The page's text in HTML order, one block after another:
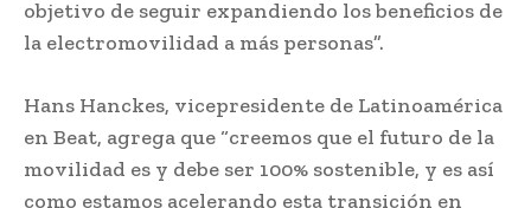
objetivo de seguir expandiendo los beneficios de
la electromovilidad a más personas”.
Hans Hanckes, vicepresidente de Latinoamérica
en Beat, agrega que “creemos que el futuro de la
movilidad es y debe ser 100% sostenible, y es así
como estamos acelerando esta transición en